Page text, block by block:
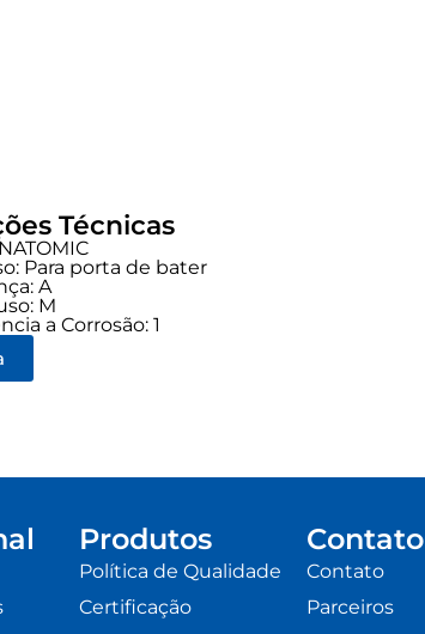
Técnicas
Para porta de bater
A
M
a Corrosão: 1
Produtos
Política de Qualidade
Certificação
Contato
Contato
Parceiros